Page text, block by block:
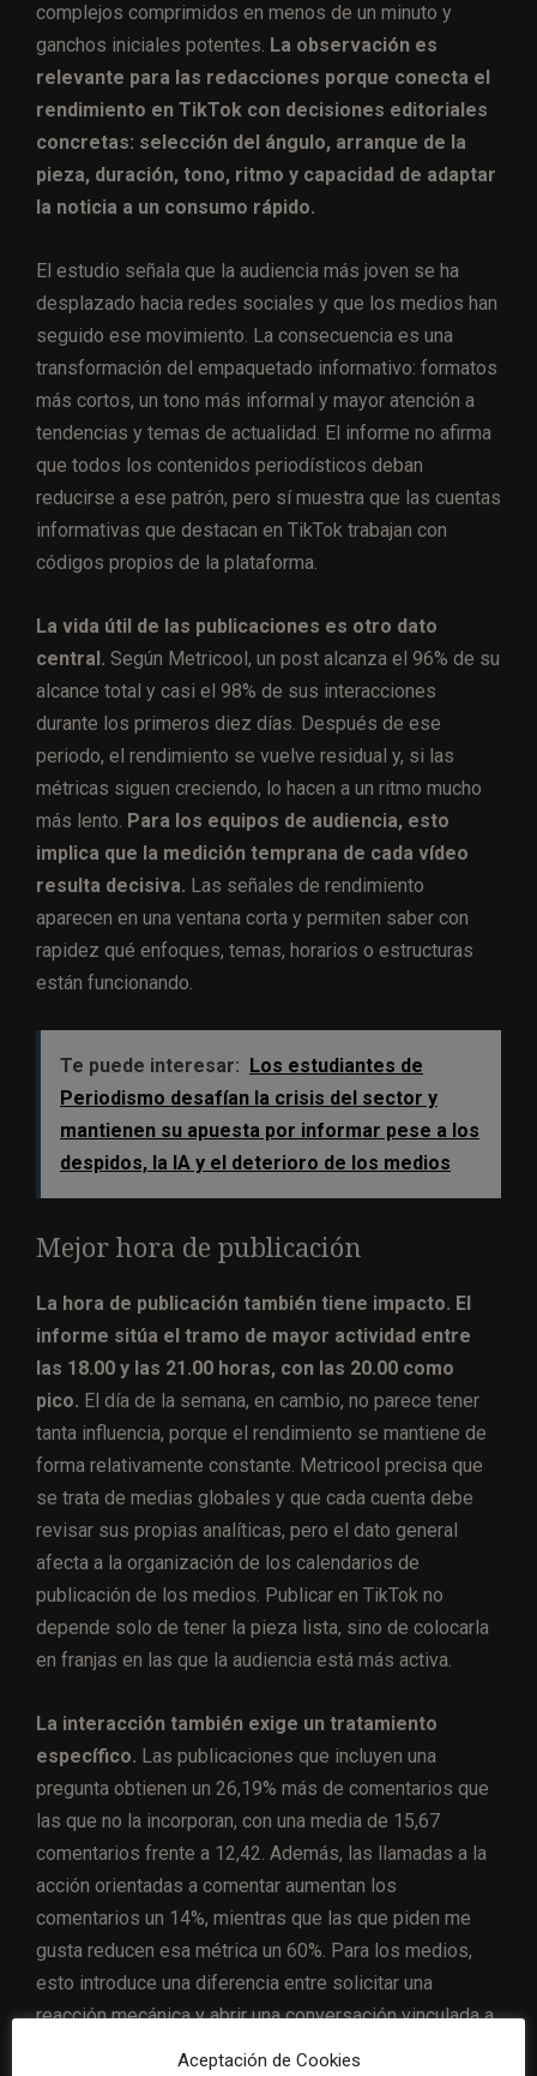
complejos comprimidos en menos de un minuto y
ganchos iniciales potentes. La observación es
relevante para las redacciones porque conecta el
rendimiento en TikTok con decisiones editoriales
concretas: selección del ángulo, arranque de la
pieza, duración, tono, ritmo y capacidad de adaptar
la noticia a un consumo rápido.
El estudio señala que la audiencia más joven se ha
desplazado hacia redes sociales y que los medios han
seguido ese movimiento. La consecuencia es una
transformación del empaquetado informativo: formatos
más cortos, un tono más informal y mayor atención a
tendencias y temas de actualidad. El informe no afirma
que todos los contenidos periodísticos deban
reducirse a ese patrón, pero sí muestra que las cuentas
informativas que destacan en TikTok trabajan con
códigos propios de la plataforma.
La vida útil de las publicaciones es otro dato
central. Según Metricool, un post alcanza el 96% de su
alcance total y casi el 98% de sus interacciones
durante los primeros diez días. Después de ese
periodo, el rendimiento se vuelve residual y, si las
métricas siguen creciendo, lo hacen a un ritmo mucho
más lento. Para los equipos de audiencia, esto
implica que la medición temprana de cada vídeo
resulta decisiva. Las señales de rendimiento
aparecen en una ventana corta y permiten saber con
rapidez qué enfoques, temas, horarios o estructuras
están funcionando.
Te puede interesar:
Los estudiantes de
Periodismo desafían la crisis del sector y
mantienen su apuesta por informar pese a los
despidos, la IA y el deterioro de los medios
Mejor hora de publicación
La hora de publicación también tiene impacto. El
informe sitúa el tramo de mayor actividad entre
las 18.00 y las 21.00 horas, con las 20.00 como
pico. El día de la semana, en cambio, no parece tener
tanta influencia, porque el rendimiento se mantiene de
forma relativamente constante. Metricool precisa que
se trata de medias globales y que cada cuenta debe
revisar sus propias analíticas, pero el dato general
afecta a la organización de los calendarios de
publicación de los medios. Publicar en TikTok no
depende solo de tener la pieza lista, sino de colocarla
en franjas en las que la audiencia está más activa.
La interacción también exige un tratamiento
específico. Las publicaciones que incluyen una
pregunta obtienen un 26,19% más de comentarios que
las que no la incorporan, con una media de 15,67
comentarios frente a 12,42. Además, las llamadas a la
acción orientadas a comentar aumentan los
comentarios un 14%, mientras que las que piden me
gusta reducen esa métrica un 60%. Para los medios,
esto introduce una diferencia entre solicitar una
reacción mecánica y abrir una conversación vinculada a
Aceptación de Cookies